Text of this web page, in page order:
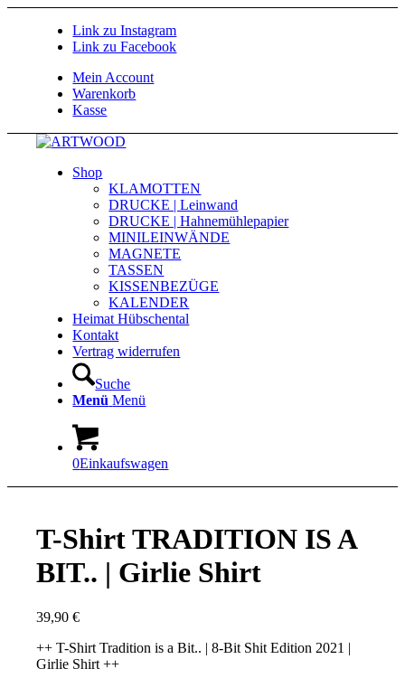
Link zu Instagram
Link zu Facebook
Mein Account
Warenkorb
Kasse
Shop
KLAMOTTEN
DRUCKE | Leinwand
DRUCKE | Hahnemühlepapier
MINILEINWÄNDE
MAGNETE
TASSEN
KISSENBEZÜGE
KALENDER
Heimat Hübschental
Kontakt
Vertrag widerrufen
Suche
Menü Menü
0Einkaufswagen
T-Shirt TRADITION IS A
BIT.. | Girlie Shirt
39,90€
++ T-Shirt Tradition is a Bit.. | 8-Bit Shit Edition 2021 |
Girlie Shirt ++